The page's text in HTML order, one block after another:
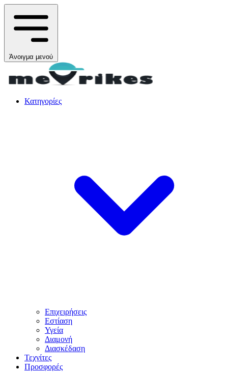
Άνοιγμα μενού
Κατηγορίες
Επιχειρήσεις
Εστίαση
Υγεία
Διαμονή
Διασκέδαση
Τεχνίτες
Προσφορές